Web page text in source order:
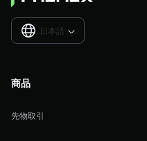
日本語 
商品
先物取引